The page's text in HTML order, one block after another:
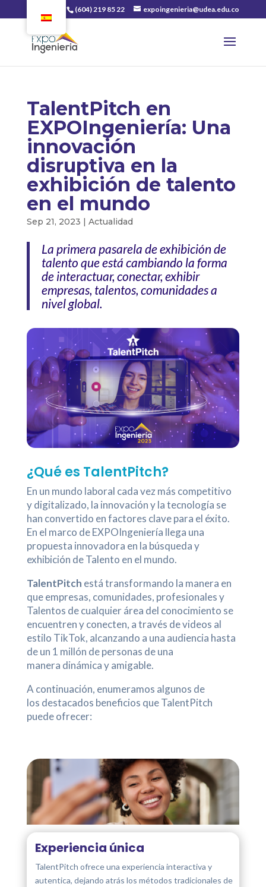
(604) 219 85 22 expoingenieria@udea.edu.co
TalentPitch en
EXPOIngeniería: Una
innovación
disruptiva en la
exhibición de talento
en el mundo
Sep 21, 2023 | Actualidad
La primera pasarela de exhibición de
talento que está cambiando la forma
de interactuar, conectar, exhibir
empresas, talentos, comunidades a
nivel global.
¿Qué es TalentPitch?
En un mundo laboral cada vez más competitivo
y digitalizado, la innovación y la tecnología se
han convertido en factores clave para el éxito.
En el marco de EXPOIngeniería llega una
propuesta innovadora en la búsqueda y
exhibición de Talento en el mundo.
TalentPitch está transformando la manera en
que empresas, comunidades, profesionales y
Talentos de cualquier área del conocimiento se
encuentren y conecten, a través de videos al
estilo TikTok, alcanzando a una audiencia hasta
de un 1 millón de personas de una
manera dinámica y amigable.
A continuación, enumeramos algunos de
los destacados beneficios que TalentPitch
puede ofrecer:
Experiencia única
TalentPitch ofrece una experiencia interactiva y
autentica, dejando atrás los métodos tradicionales de